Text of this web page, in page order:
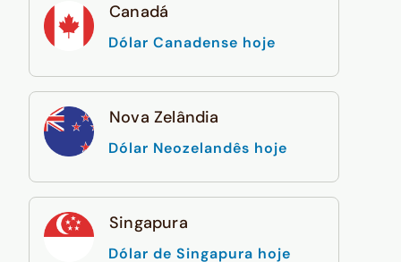
Canadá
Dólar Canadense hoje
Nova Zelândia
Dólar Neozelandês hoje
Singapura
Dólar de Singapura hoje